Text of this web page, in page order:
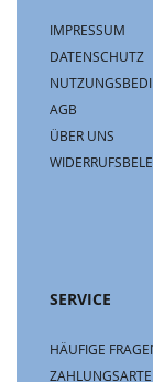
IMPRESSUM
DATENSCHUTZ
AGB
ÜBER UNS
SERVICE
HÄUFIGE